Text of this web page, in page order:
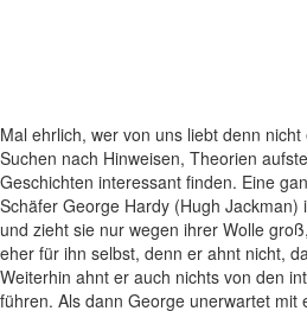
Mal ehrlich, wer von uns liebt denn
Suchen nach Hinweisen, Theorien
Geschichten interessant finden. Eine
Schäfer George Hardy (Hugh
und zieht sie nur wegen ihrer Wolle
eher für ihn selbst, denn er ahnt nicht,
Weiterhin ahnt er auch nichts von den
führen. Als dann George unerwartet